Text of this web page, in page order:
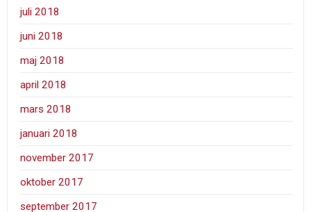
juli 2018
juni 2018
maj 2018
april 2018
mars 2018
januari 2018
november 2017
oktober 2017
september 2017